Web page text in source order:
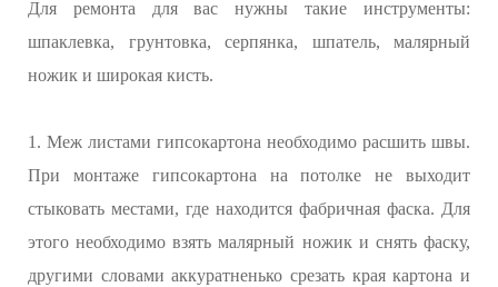
Для ремонта для вас нужны такие инструменты:
шпаклевка, грунтовка, серпянка, шпатель, малярный
ножик и широкая кисть.
1. Меж листами гипсокартона необходимо расшить швы.
При монтаже гипсокартона на потолке не выходит
стыковать местами, где находится фабричная фаска. Для
этого необходимо взять малярный ножик и снять фаску,
другими словами аккуратненько срезать края картона и